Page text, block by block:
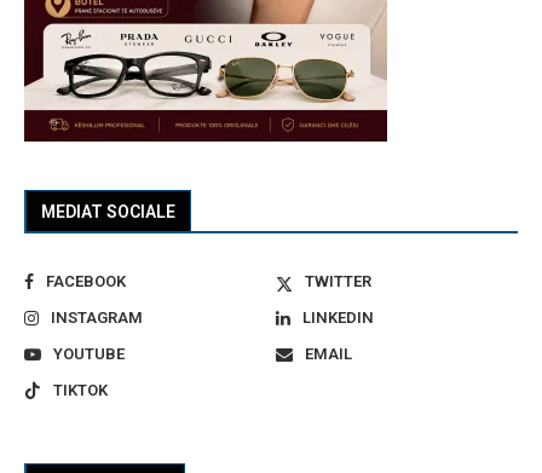
MEDIAT SOCIALE
FACEBOOK
TWITTER
INSTAGRAM
LINKEDIN
YOUTUBE
EMAIL
TIKTOK